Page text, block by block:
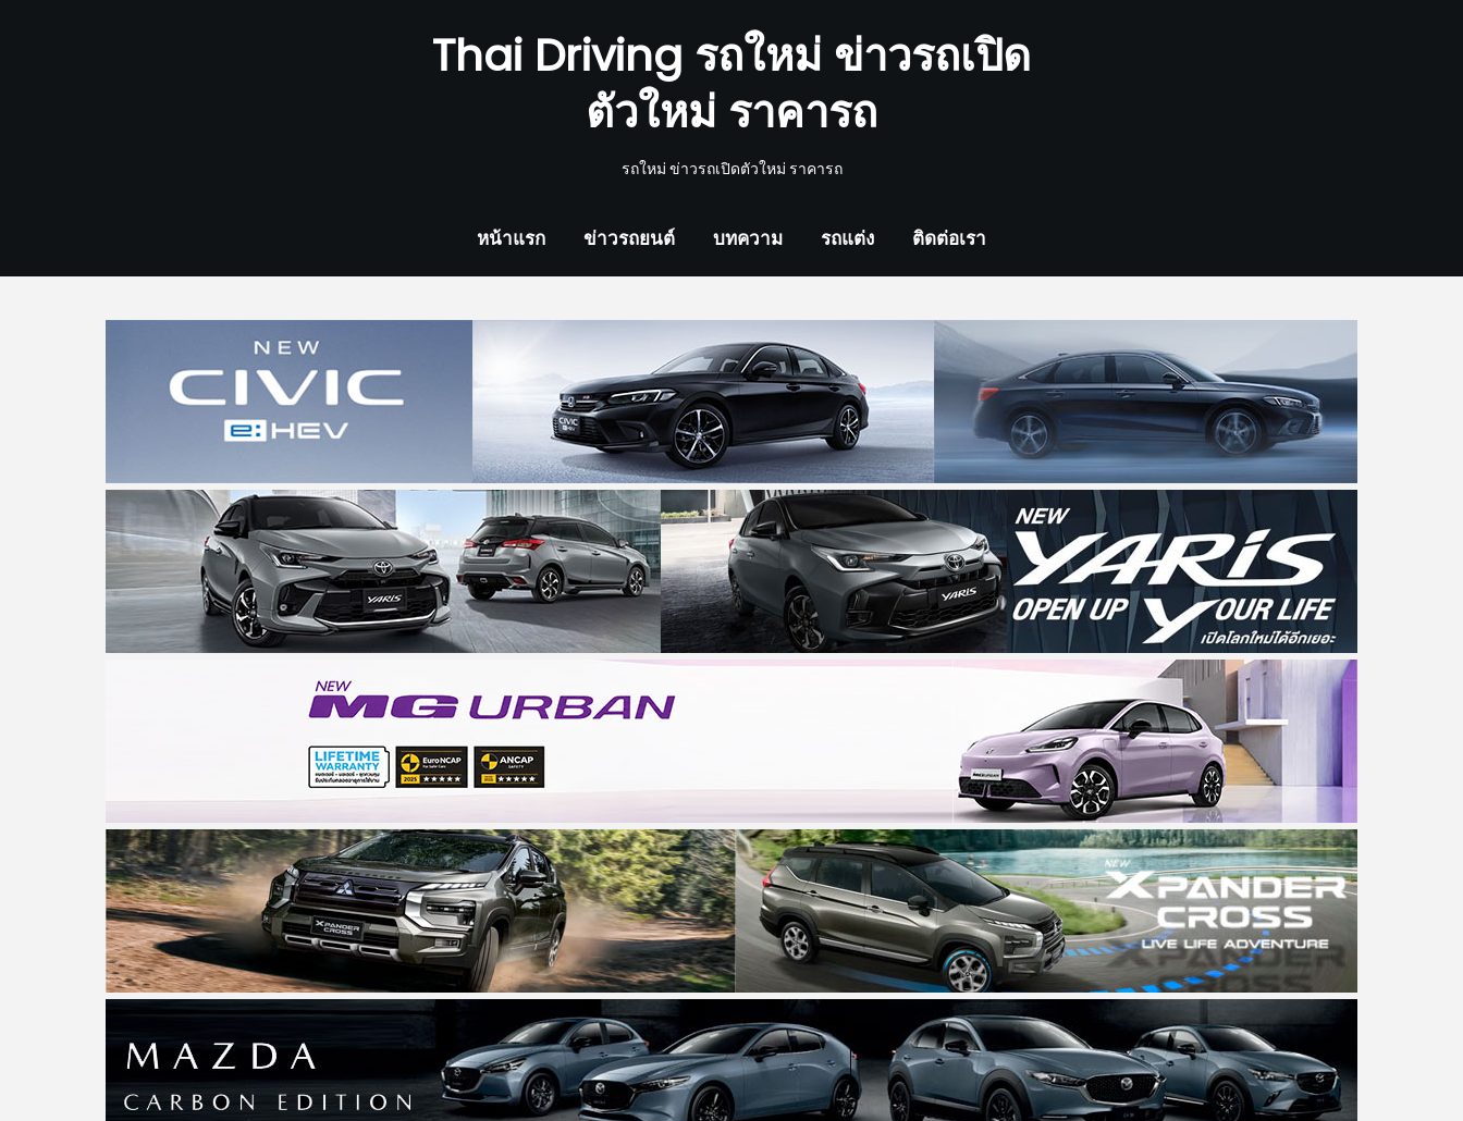
Thai Driving รถใหม่ ข่าวรถเปิด
ตัวใหม่ ราคารถ
รถใหม่ ข่าวรถเปิดตัวใหม่ ราคารถ
หน้าแรก ข่าวรถยนต์ บทความ รถแต่ง ติดต่อเรา